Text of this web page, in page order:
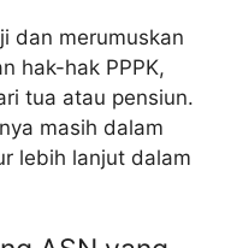
dan merumuskan
hak-hak PPPK,
tua atau pensiun.
masih dalam
lebih lanjut dalam